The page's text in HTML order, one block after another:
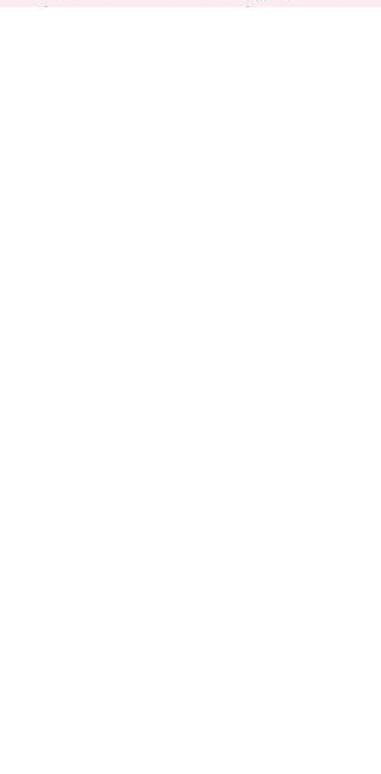
quieres que te toquen, suden o